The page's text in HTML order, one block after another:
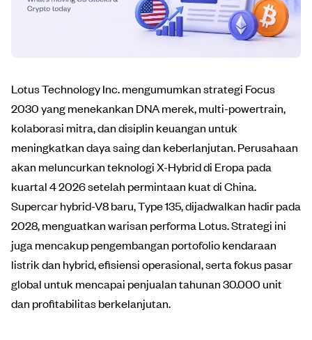
Lotus Technology Inc. mengumumkan strategi Focus
2030 yang menekankan DNA merek, multi-powertrain,
kolaborasi mitra, dan disiplin keuangan untuk
meningkatkan daya saing dan keberlanjutan. Perusahaan
akan meluncurkan teknologi X-Hybrid di Eropa pada
kuartal 4 2026 setelah permintaan kuat di China.
Supercar hybrid-V8 baru, Type 135, dijadwalkan hadir pada
2028, menguatkan warisan performa Lotus. Strategi ini
juga mencakup pengembangan portofolio kendaraan
listrik dan hybrid, efisiensi operasional, serta fokus pasar
global untuk mencapai penjualan tahunan 30.000 unit
dan profitabilitas berkelanjutan.